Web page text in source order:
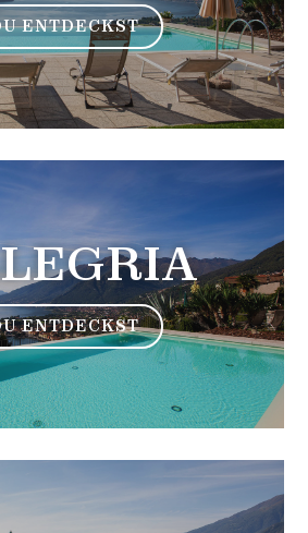
ENTDECKST
ENTDECKST